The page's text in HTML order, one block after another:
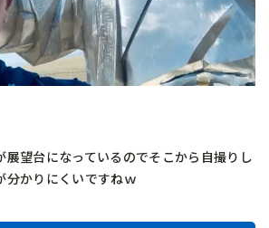
展望台になっているのでそこから自撮りし
分かりにくいですねｗ